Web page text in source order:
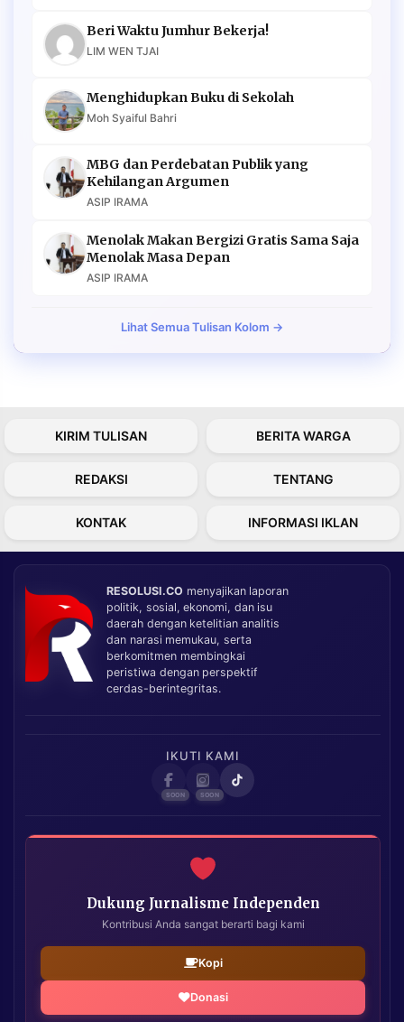
Beri Waktu Jumhur Bekerja!
LIM WEN TJAI
Menghidupkan Buku di Sekolah
Moh Syaiful Bahri
MBG dan Perdebatan Publik yang
Kehilangan Argumen
ASIP IRAMA
Menolak Makan Bergizi Gratis Sama Saja
Menolak Masa Depan
ASIP IRAMA
Lihat Semua Tulisan Kolom →
KIRIM TULISAN BERITA WARGA
REDAKSI TENTANG
KONTAK INFORMASI IKLAN
RESOLUSI.CO menyajikan laporan
politik, sosial, ekonomi, dan isu
daerah dengan ketelitian analitis
dan narasi memukau, serta
berkomitmen membingkai
peristiwa dengan perspektif
cerdas-berintegritas.
IKUTI KAMI
Dukung Jurnalisme Independen
Kontribusi Anda sangat berarti bagi kami
Kopi
Donasi